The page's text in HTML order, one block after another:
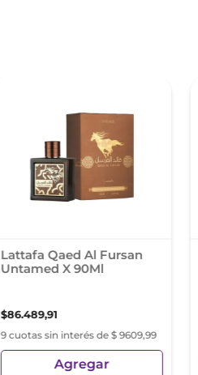
Lattafa Qaed Al Fursan
Untamed X 90Ml
$86.489,91
9 cuotas sin interés de $ 9609,99
Agregar